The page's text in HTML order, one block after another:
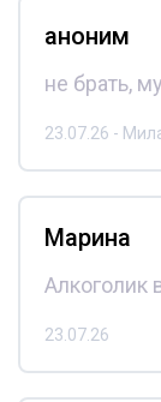
аноним
не брать,
23.07.26 -
Марина
Алкоголик
23.07.26